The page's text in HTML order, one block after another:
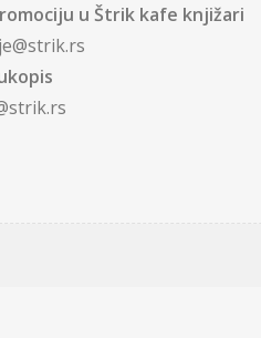
u Štrik kafe knjižari